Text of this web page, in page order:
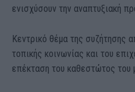
ενισχύσουν την αναπτυξιακή
Κεντρικό θέμα της συζήτησης
τοπικής κοινωνίας και του
επέκταση του καθεστώτος